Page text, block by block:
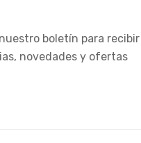
boletín para
novedades y ofertas